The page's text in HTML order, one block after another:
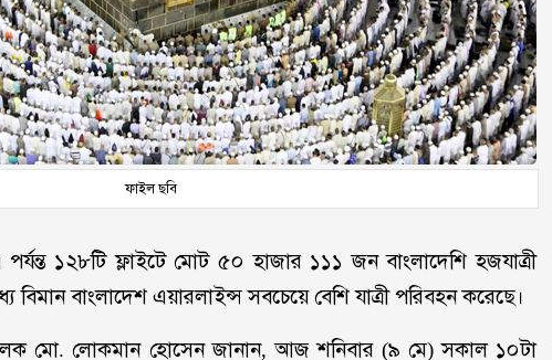
ফাইল ছবি
১২৮টি ফ্লাইটে মোট ৫০ হাজার ১১১ জন বাংলাদেশি হজযাত্রী
বাংলাদেশ এয়ারলাইন্স সবচেয়ে বেশি যাত্রী পরিবহন করেছে।
মো. লোকমান হোসেন জানান, আজ শনিবার (৯ মে) সকাল ১০টা